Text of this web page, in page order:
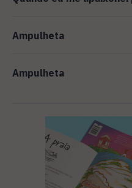
Ampulheta
Ampulheta